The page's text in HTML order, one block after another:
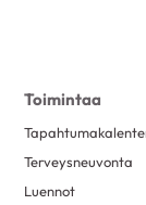
Toimintaa
Terveysneuvonta
Luennot